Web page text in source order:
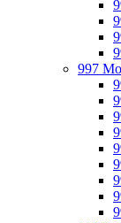
997